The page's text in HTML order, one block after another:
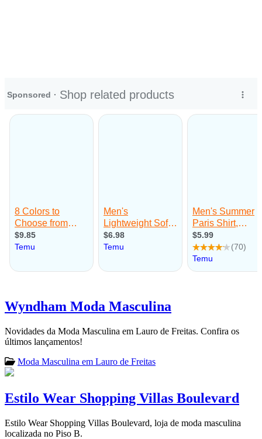
Wyndham Moda Masculina
Novidades da Moda Masculina em Lauro de Freitas. Confira os
últimos lançamentos!
Moda Masculina em Lauro de Freitas
Estilo Wear Shopping Villas Boulevard
Estilo Wear Shopping Villas Boulevard, loja de moda masculina
localizada no Piso B.